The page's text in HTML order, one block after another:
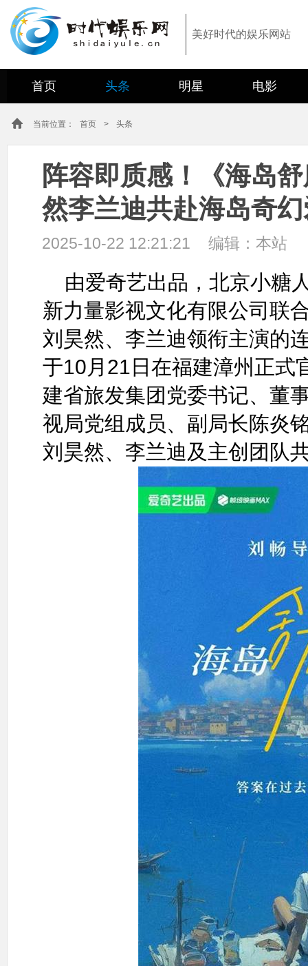
美好时代的娱乐网站
首页 头条 明星 电影
当前位置： 首页 > 头条
阵容即质感！《海岛
然李兰迪共赴海岛奇
2025-10-22 12:21:21 编辑： 本站
由爱奇艺出品，北京小糖
新力量影视文化有限公司联
刘昊然、李兰迪领衔主演的
于10月21日在福建漳州正式
建省旅发集团党委书记、董
视局党组成员、副局长陈炎
刘昊然、李兰迪及主创团队